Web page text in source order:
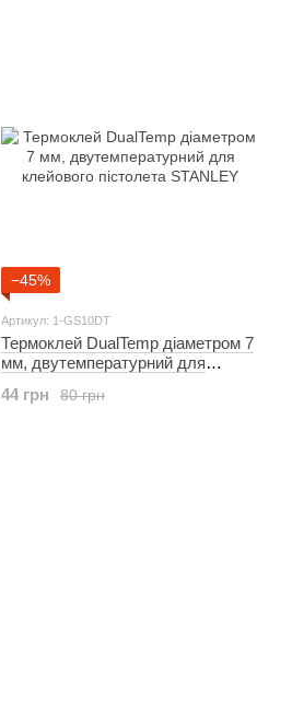
−45%
Артикул: 1-GS10DT
Термоклей DualTemp діаметром 7
мм, двутемпературний для
80 грн
44 грн